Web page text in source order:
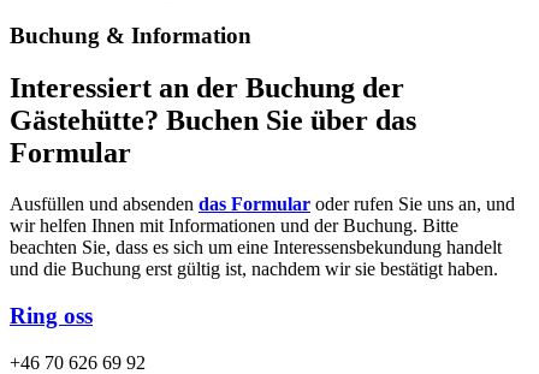
Buchung & Information
Interessiert an der Buchung der
Gästehütte? Buchen Sie über das
Formular
Ausfüllen und absenden das Formular oder rufen Sie uns an, und
wir helfen Ihnen mit Informationen und der Buchung. Bitte
beachten Sie, dass es sich um eine Interessensbekundung handelt
und die Buchung erst gültig ist, nachdem wir sie bestätigt haben.
Ring oss
+46 70 626 69 92